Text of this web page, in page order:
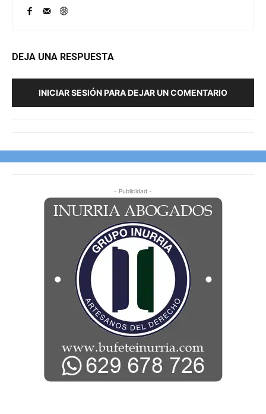
DEJA UNA RESPUESTA
INICIAR SESIÓN PARA DEJAR UN COMENTARIO
- Publicidad -